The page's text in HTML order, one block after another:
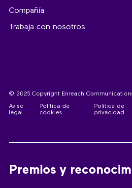
Compañía
Trabaja con nosotros
© 2025 Copyright Enreach
Aviso
legal
Política de
cookies
Política de
privacidad
Premios y